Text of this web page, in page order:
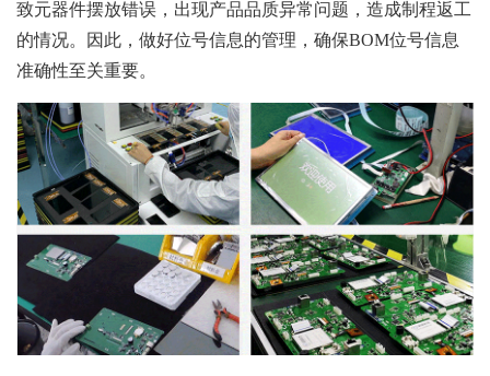
致元器件摆放错误，出现产品品质异常问题，造成制程返工
的情况。因此，做好位号信息的管理，确保BOM位号信息
准确性至关重要。